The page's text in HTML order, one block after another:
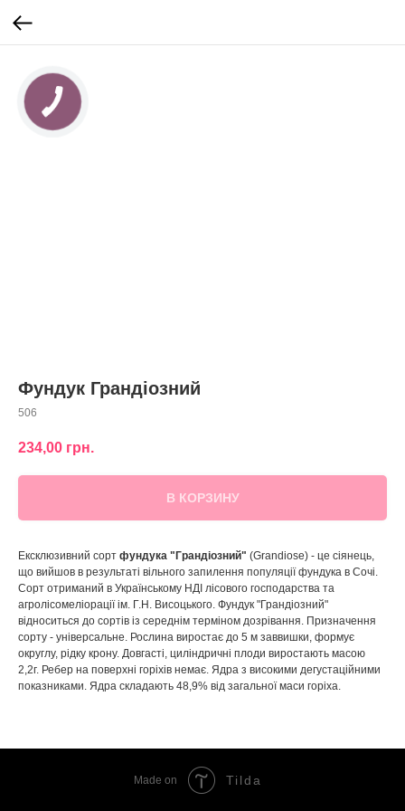
Фундук Грандіозний
506
234,00 грн.
В КОРЗИНУ
Ексклюзивний сорт фундука "Грандіозний" (Grandiose) - це сіянець,
що вийшов в результаті вільного запилення популяції фундука в Сочі.
Сорт отриманий в Українському НДІ лісового господарства та
агролісомеліорації ім. Г.Н. Висоцького. Фундук "Грандіозний"
відноситься до сортів із середнім терміном дозрівання. Призначення
сорту - універсальне. Рослина виростає до 5 м заввишки, формує
округлу, рідку крону. Довгасті, циліндричні плоди виростають масою
2,2г. Ребер на поверхні горіхів немає. Ядра з високими дегустаційними
показниками. Ядра складають 48,9% від загальної маси горіха.
Made on Tilda
КНОПКА
ЗВ'ЯЗКУ